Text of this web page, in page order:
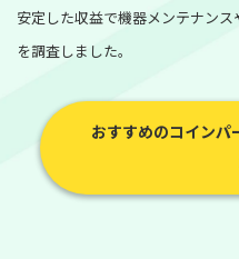
安定した収益で機器メンテナン
を調査しました。
おすすめのコインパ